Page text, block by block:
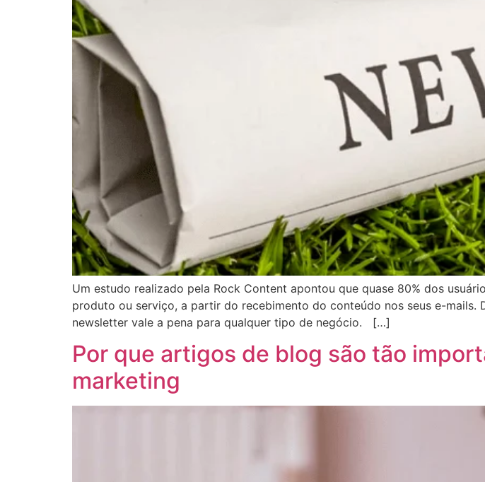
Um estudo realizado pela Rock Content apontou que quase 80% dos
produto ou serviço, a partir do recebimento do conteúdo nos seus e-
newsletter vale a pena para qualquer tipo de negócio. […]
Por que artigos de blog são tão
marketing